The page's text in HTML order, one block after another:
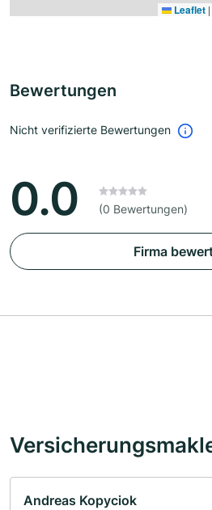
Leaflet |
Bewertungen
Nicht verifizierte Bewertungen
0.0 (0 Bewertungen)
Firma
Andreas Kopyciok